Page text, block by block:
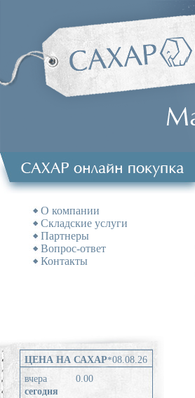
О компании
Складские услуги
Партнеры
Вопрос-ответ
Контакты
ЦЕНА НА САХАР*08.08.26
вчера
сегодня
0.00